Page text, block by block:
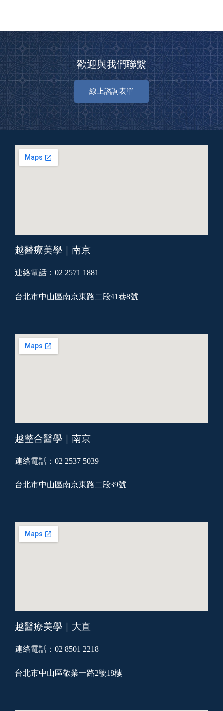
歡迎與我們聯繫
線上諮詢表單
越醫療美學｜南京
連絡電話：02 2571 1881
台北市中山區南京東路二段41巷8號
越整合醫學｜南京
連絡電話：02 2537 5039
台北市中山區南京東路二段39號
越醫療美學｜大直
連絡電話：02 8501 2218
台北市中山區敬業一路2號18樓